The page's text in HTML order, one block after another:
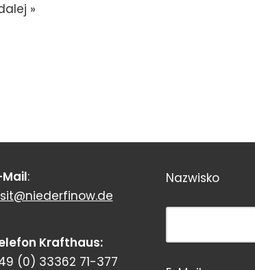
»
Mail:
Krafthaus:
(0) 33362 71-377
Nazwisko